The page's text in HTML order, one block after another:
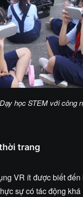
học STEM với công
trang
VR ít được biết
sự có tác động